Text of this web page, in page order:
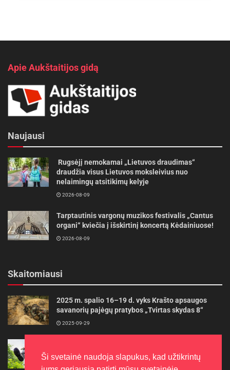
Apie Aukštaitijos gidą
Naujausi
Rugsėjį nemokamai „Lietuvos draudimas“
draudžia visus Lietuvos moksleivius nuo
nelaimingų atsitikimų kelyje
2026-08-09
Tarptautinis vargonų muzikos festivalis „Cantus
organi“ kviečia į išskirtinį koncertą Kėdainiuose!
2026-08-09
Skaitomiausi
2025 m. spalio 16–19 d. vyks Krašto apsaugos
savanorių pajėgų pratybos „Tvirtas skydas 8“
2025-09-29
ilgiau
2022-06-27
Ši svetainė naudoja slapukus, kad užtikrintų